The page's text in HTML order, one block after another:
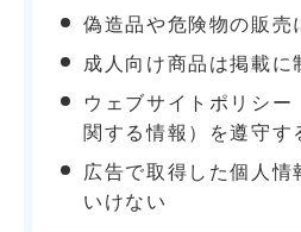
偽造品や危険物の販売
成人向け商品は掲載に
ウェブサイトポリシ
関する情報）を遵守す
広告で取得した個人情
いけない